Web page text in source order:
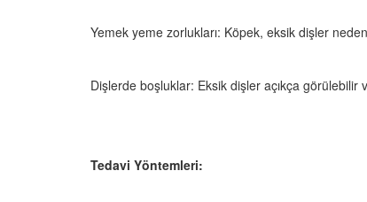
Yemek yeme zorlukları: Köpek, eksik dişler
Dişlerde boşluklar: Eksik dişler açıkça görülebilir
Tedavi Yöntemleri: